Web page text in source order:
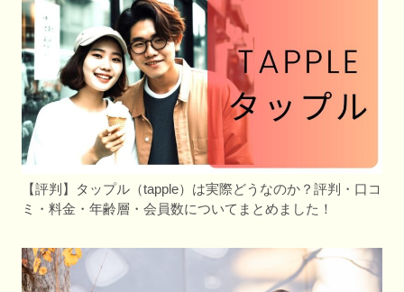
【評判】タップル（tapple）は実際どうなのか？評判・口コ
ミ・料金・年齢層・会員数についてまとめました！